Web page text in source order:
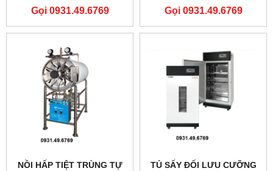
Gọi 0931.49.6769 Gọi 0931.49.6769
NỒI HẤP TIỆT TRÙNG TỰ
TỦ SẤY ĐỐI LƯU CƯỠNG